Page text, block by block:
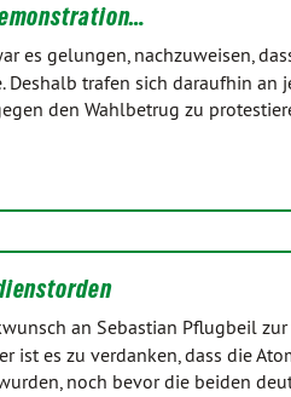
es gelungen, nachzuweisen,
trafen sich daraufhin an
den Wahlbetrug zu
an Sebastian Pflugbeil
ist es zu verdanken, dass die
noch bevor die beiden